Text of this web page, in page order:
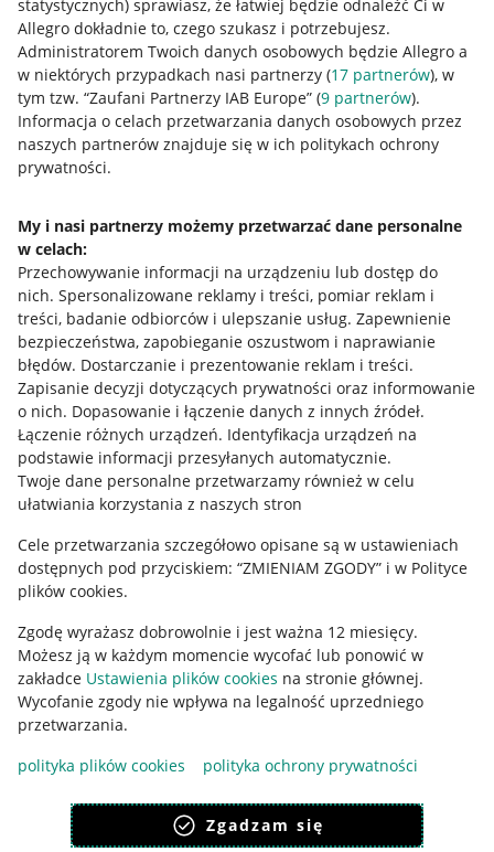
statystycznych) sprawiasz, że łatwiej będzie odnaleźć Ci w
Allegro dokładnie to, czego szukasz i potrzebujesz.
Administratorem Twoich danych osobowych będzie Allegro a
w niektórych przypadkach nasi partnerzy (17 partnerów), w
tym tzw. “Zaufani Partnerzy IAB Europe” (9 partnerów).
Informacja o celach przetwarzania danych osobowych przez
naszych partnerów znajduje się w ich politykach ochrony
prywatności.
My i nasi partnerzy możemy przetwarzać dane personalne
w celach:
Przechowywanie informacji na urządzeniu lub dostęp do
nich. Spersonalizowane reklamy i treści, pomiar reklam i
treści, badanie odbiorców i ulepszanie usług. Zapewnienie
bezpieczeństwa, zapobieganie oszustwom i naprawianie
błędów. Dostarczanie i prezentowanie reklam i treści.
Zapisanie decyzji dotyczących prywatności oraz informowanie
o nich. Dopasowanie i łączenie danych z innych źródeł.
Łączenie różnych urządzeń. Identyfikacja urządzeń na
podstawie informacji przesyłanych automatycznie.
Twoje dane personalne przetwarzamy również w celu
ułatwiania korzystania z naszych stron
Cele przetwarzania szczegółowo opisane są w ustawieniach
dostępnych pod przyciskiem: “ZMIENIAM ZGODY” i w Polityce
plików cookies.
Zgodę wyrażasz dobrowolnie i jest ważna 12 miesięcy.
Możesz ją w każdym momencie wycofać lub ponowić w
zakładce Ustawienia plików cookies na stronie głównej.
Wycofanie zgody nie wpływa na legalność uprzedniego
przetwarzania.
polityka plików cookies
polityka ochrony prywatności
Zgadzam się
Przydatne informacje
Jak to działa
Allegro Gadane dla sprzedających
Allegro Gadane dla kupujących
Mapa miejscowości
Informacje prawne
Regulamin
Polityka plików "cookies"
Ustawienia plików "cookies"
Udostępnianie lokalizacji
Informacje dla Aktu o Usługach Cyfrowych
Pobierz aplikację